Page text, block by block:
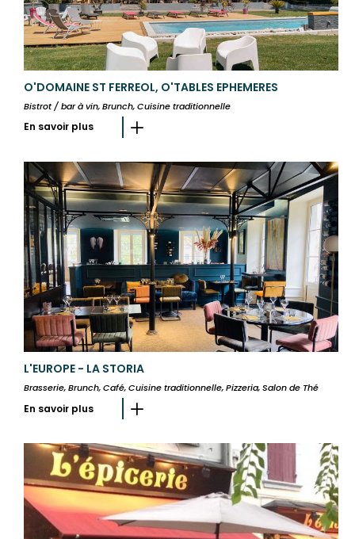
O'DOMAINE ST FERREOL, O'TABLES EPHEMERES
Bistrot / bar à vin, Brunch, Cuisine traditionnelle
En savoir plus
L'EUROPE - LA STORIA
Brasserie, Brunch, Café, Cuisine traditionnelle, Pizzeria, Salon de Thé
En savoir plus